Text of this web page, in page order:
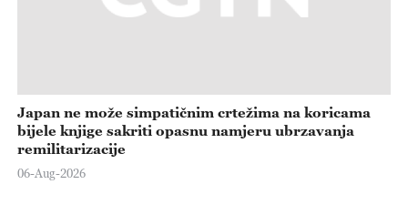
Japan ne može simpatičnim crtežima na koricama
bijele knjige sakriti opasnu namjeru ubrzavanja
remilitarizacije
06-Aug-2026